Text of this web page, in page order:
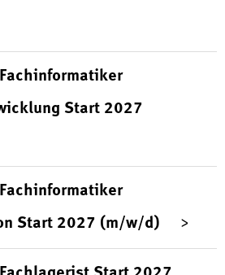
Start 2027
Start 2027 (m/w/d)